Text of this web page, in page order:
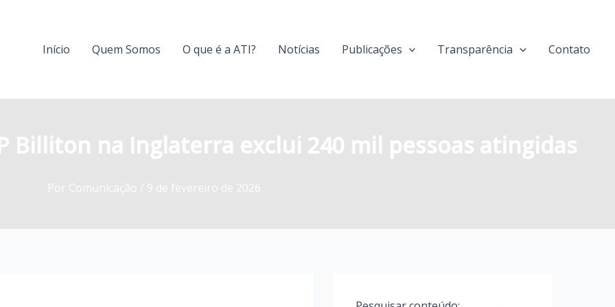
Início Quem Somos O que é a ATI? Notícias Publicações Transparência Contato
Billiton na Inglaterra exclui 240 mil pessoas atingidas
Por Comunicação / 9 de fevereiro de 2026